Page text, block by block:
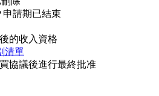
申請期已結束
的收入資格
清單
協議後進行最終批准